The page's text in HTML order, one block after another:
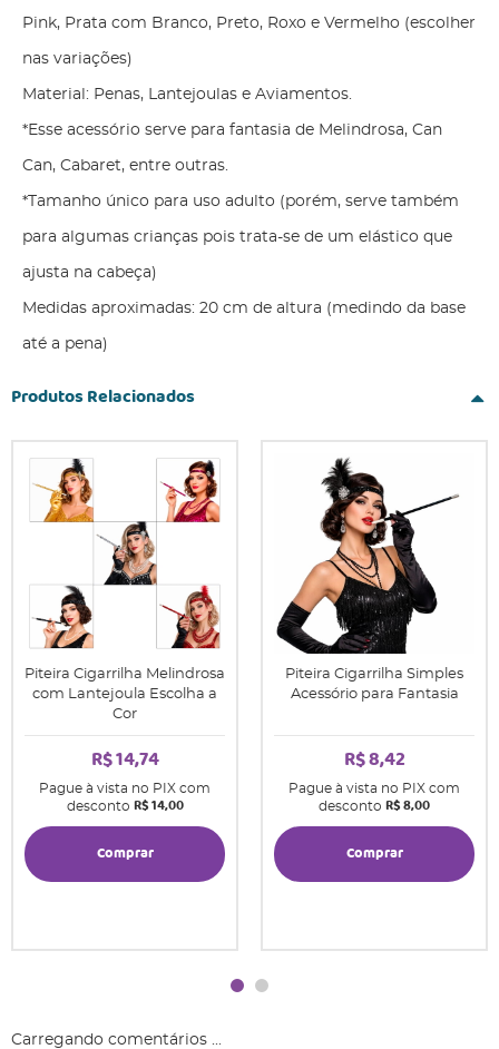
Pink, Prata com Branco, Preto, Roxo e Vermelho (escolher
nas variações)
Material: Penas, Lantejoulas e Aviamentos.
*Esse acessório serve para fantasia de Melindrosa, Can
Can, Cabaret, entre outras.
*Tamanho único para uso adulto (porém, serve também
para algumas crianças pois trata-se de um elástico que
ajusta na cabeça)
Medidas aproximadas: 20 cm de altura (medindo da base
até a pena)
Produtos Relacionados
Piteira Cigarrilha Melindrosa
com Lantejoula Escolha a
Cor
R$ 14,74
Pague à vista no PIX com
desconto R$ 14,00
Comprar
Piteira Cigarrilha Simples
Acessório para Fantasia
R$ 8,42
Pague à vista no PIX com
desconto R$ 8,00
Comprar
Carregando comentários ...